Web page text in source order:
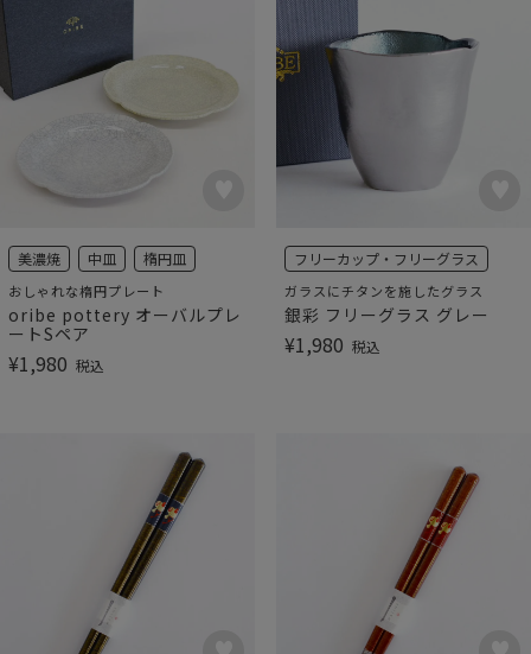
美濃焼 中皿 楕円皿
おしゃれな楕円プレート
oribe pottery オーバルプレ
ートSペア
¥1,980 税込
フリーカップ・フリーグラス
ガラスにチタンを施したグラス
銀彩 フリーグラス グレー
¥1,980 税込